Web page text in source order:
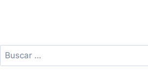
Buscar: